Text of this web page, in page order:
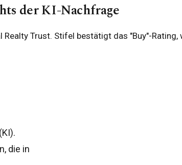
der KI-Nachfrage
Trust. Stifel bestätigt das "Buy"-
die in